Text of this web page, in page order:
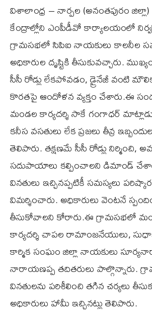
విశాలాంధ్ర – నార్పల (అనంతపురం
కేంద్రాల్లోని ఎంపీడీవో కార్యాలయంలో
గ్రామసభలో సిపిఐ నాయకులు కాలనీల
అధికారుల దృష్టికి తీసుకువచ్చారు.
సీసీ రోడ్లు లేకపోవడం, డ్రైనేజీ వంటి
కొరతపై ఆందోళన వ్యక్తం చేశారు.ఈ
మండల కార్యదర్శి సాకే గంగాధర్
కనీస వసతులు లేక ప్రజలు తీవ్ర
తెలిపారు. తక్షణమే సీసీ రోడ్లు
సదుపాయాలు కల్పించాలని డిమాండ్
వినతులు ఇచ్చినప్పటికీ సమస్యలు
విమర్శించారు. అధికారులు వెంటనే
తీసుకోవాలని కోరారు.ఈ గ్రామసభలో
కార్యదర్శి చాపల రామాంజనేయులు,
కార్మిక సంఘం జిల్లా నాయకులు
నారాయణప్ప తదితరులు పాల్గొన్నారు.
వినతులను పరిశీలించి తగిన చర్యలు
అధికారులు హామీ ఇచ్చినట్లు తెలిపారు.